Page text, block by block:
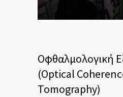
Οφθαλμολογική
(Optical
Tomography)